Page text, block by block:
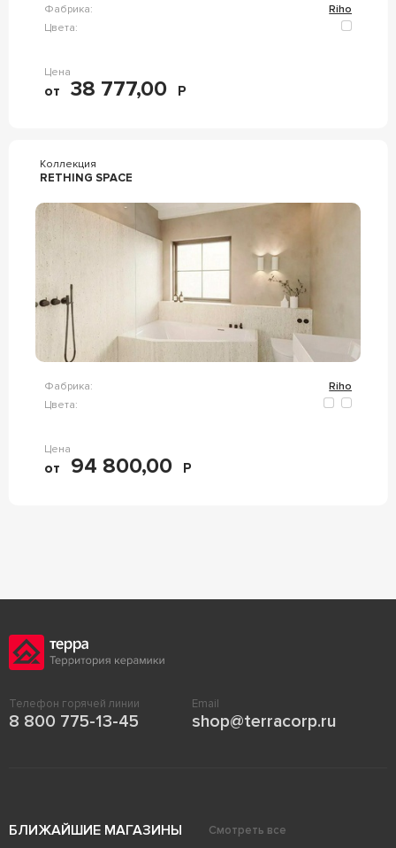
Фабрика:
Riho
Цвета:
Цена
от 38 777,00 Р
Коллекция
RETHING SPACE
Фабрика:
Riho
Цвета:
Цена
от 94 800,00 Р
Телефон горячей линии
8 800 775-13-45
Email
shop@terracorp.ru
БЛИЖАЙШИЕ МАГАЗИНЫ Смотреть все